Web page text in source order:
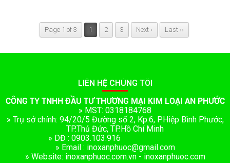
Page 1 of 3 1 2 3 Next › Last ››
LIÊN HỆ CHÚNG TÔI
CÔNG TY TNHH ĐẦU TƯ THƯƠNG MẠI KIM LOẠI AN PHƯỚC
» MST: 0318184768
» Trụ sở chính: 94/20/5 Đường số 2, Kp.6, P.Hiệp Bình Phước,
TP.Thủ Đức, TP.Hồ Chí Minh
» DĐ : 0903.103.916
» Email : inoxanphuoc@gmail.com
» Website: inoxanphuoc.com.vn - inoxanphuoc.com